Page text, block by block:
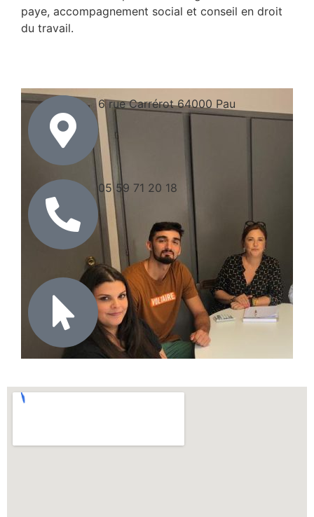
paye, accompagnement social et conseil en droit
du travail.
6 rue Carrérot 64000 Pau
05 59 71 20 18